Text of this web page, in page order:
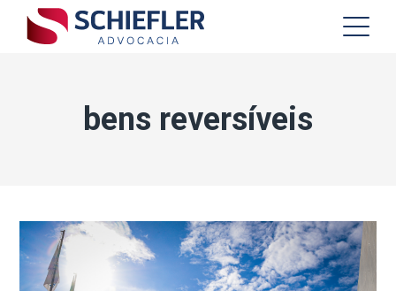
bens reversíveis